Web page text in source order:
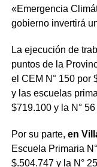
«Emergencia
gobierno invertirá
La ejecución de
puntos de la
el CEM N° 150 por
y las escuelas
$719.100 y la N°
Por su parte, en
Escuela Primaria
$.504.747 y la N°